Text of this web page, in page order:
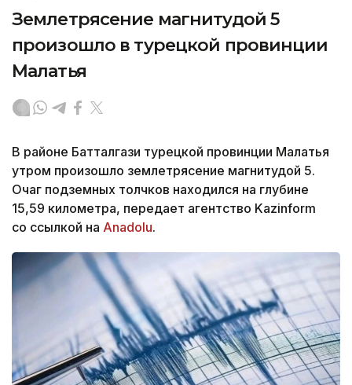
Землетрясение магнитудой 5
произошло в турецкой провинции
Малатья
В районе Батталгази турецкой провинции Малатья
утром произошло землетрясение магнитудой 5.
Очаг подземных толчков находился на глубине
15,59 километра, передает агентство Kazinform
со ссылкой на Anadolu.